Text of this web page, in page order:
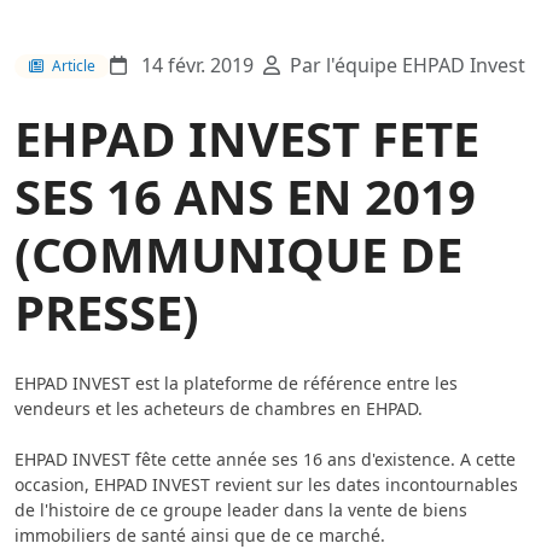
Article 14 févr. 2019 Par l'équipe EHPAD Invest
EHPAD INVEST FETE
SES 16 ANS EN 2019
(COMMUNIQUE DE
PRESSE)
EHPAD INVEST est la plateforme de référence entre les
vendeurs et les acheteurs de chambres en EHPAD.
EHPAD INVEST fête cette année ses 16 ans d'existence. A cette
occasion, EHPAD INVEST revient sur les dates incontournables
de l'histoire de ce groupe leader dans la vente de biens
immobiliers de santé ainsi que de ce marché.